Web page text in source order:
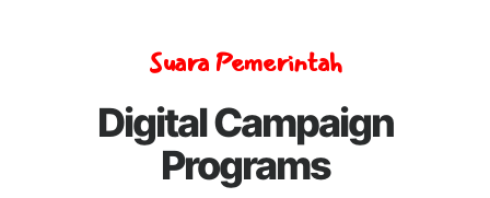
Suara Pemerintah
Digital Campaign
Programs